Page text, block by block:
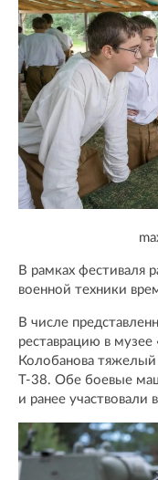
В рамках фестиваля
военной техники
В числе
реставрацию в музее
Колобанова
Т-38. Обе боевые
и ранее участвовали